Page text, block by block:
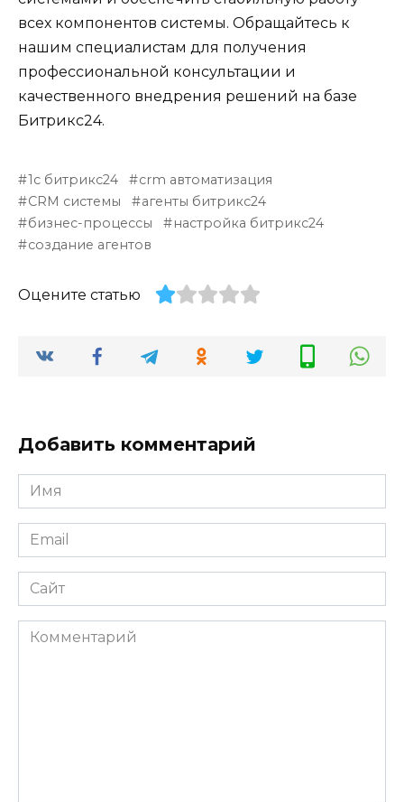
всех компонентов системы. Обращайтесь к
нашим специалистам для получения
профессиональной консультации и
качественного внедрения решений на базе
Битрикс24.
1с битрикс24
crm автоматизация
CRM системы
агенты битрикс24
бизнес-процессы
настройка битрикс24
создание агентов
Оцените статью
Добавить комментарий
Имя
*
Email
*
Сайт
Комментарий